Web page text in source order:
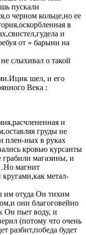
пускали
черном кольце,но ее
в
и
от » барыни на
слыхивал о такой
шел, и его
Века :
и
груды не
плен-ных в руках
кровью курсанты
магазины, и
магнит
кругами,как метал-
им отуда Он тихим
они благоговейно
Он пьет воду, и
(потому что очень
разбит,победа будет